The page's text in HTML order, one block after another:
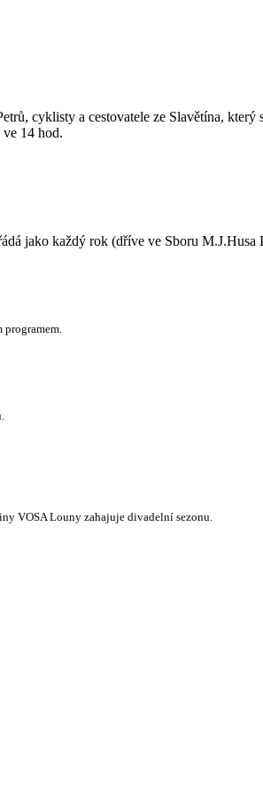
cyklisty a cestovatele ze Slavětína,
ve 14 hod.
jako každý rok (dříve ve Sboru M.J.Husa
VOSA Louny zahajuje divadelní sezonu.